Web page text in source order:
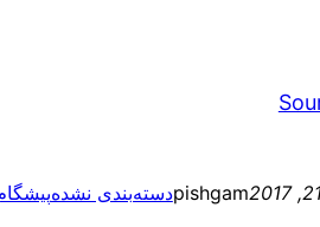
pishgamدسته‌بندی نشده